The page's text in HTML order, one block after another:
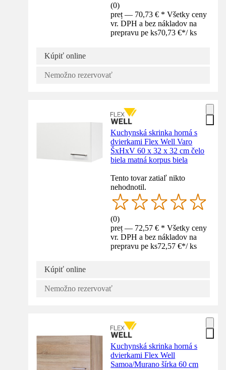
(0)
preț — 70,73 € * Všetky ceny
vr. DPH a bez nákladov na
prepravu pe ks70,73 €*/ ks
Kúpiť online
Nemožno rezervovať
Kuchynská skrinka horná s
dvierkami Flex Well Varo
ŠxHxV 60 x 32 x 32 cm čelo
biela matná korpus biela
Tento tovar zatiaľ nikto
nehodnotil.
(0)
preț — 72,57 € * Všetky ceny
vr. DPH a bez nákladov na
prepravu pe ks72,57 €*/ ks
Kúpiť online
Nemožno rezervovať
Kuchynská skrinka horná s
dvierkami Flex Well
Samoa/Murano šírka 60 cm